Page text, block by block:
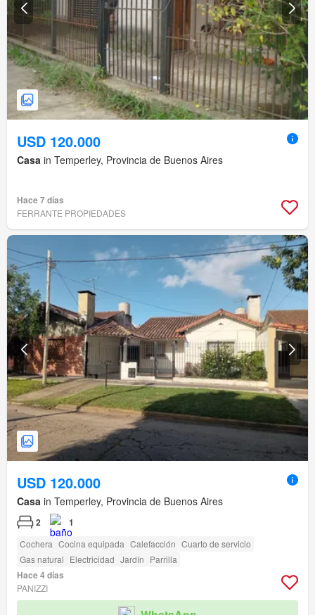
USD 120.000
Casa in Temperley, Provincia de Buenos Aires
Hace 7 días
FERRANTE PROPIEDADES
USD 120.000
Casa in Temperley, Provincia de Buenos Aires
2 1
Cochera Cocina equipada Calefacción Cuarto de servicio
Gas natural Electricidad Jardín Parrilla
Hace 4 días
PANIZZI